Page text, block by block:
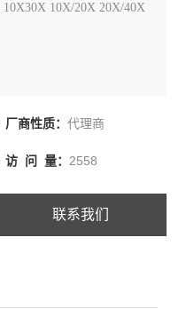
10X/20X 20X/40X
厂商性质： 代理商
访 问 量： 2558
联系我们